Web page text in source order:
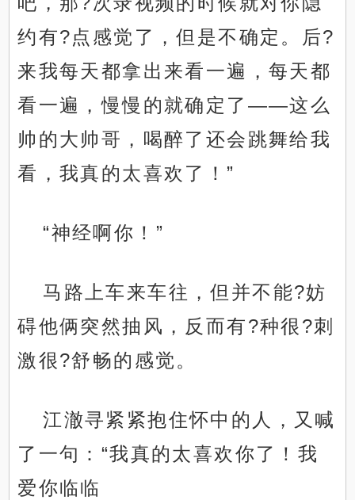
约有?点感觉了，但是不确定。后?
来我每天都拿出来看一遍，每天都
看一遍，慢慢的就确定了——这么
帅的大帅哥，喝醉了还会跳舞给我
看，我真的太喜欢了！”
“神经啊你！”
马路上车来车往，但并不能?妨
碍他俩突然抽风，反而有?种很?刺
激很?舒畅的感觉。
江澈寻紧紧抱住怀中的人，又喊
了一句：“我真的太喜欢你了！我
爱你临临